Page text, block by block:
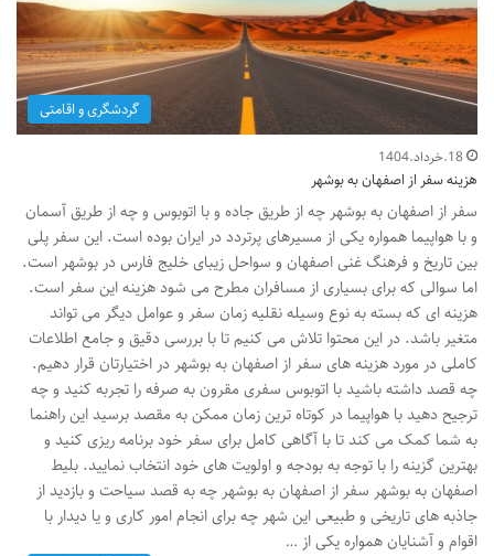
گردشگری و اقامتی
18.خرداد.1404
هزینه سفر از اصفهان به بوشهر
سفر از اصفهان به بوشهر چه از طریق جاده و با اتوبوس و چه از طریق آسمان
و با هواپیما همواره یکی از مسیرهای پرتردد در ایران بوده است. این سفر پلی
بین تاریخ و فرهنگ غنی اصفهان و سواحل زیبای خلیج فارس در بوشهر است.
اما سوالی که برای بسیاری از مسافران مطرح می شود هزینه این سفر است.
هزینه ای که بسته به نوع وسیله نقلیه زمان سفر و عوامل دیگر می تواند
متغیر باشد. در این محتوا تلاش می کنیم تا با بررسی دقیق و جامع اطلاعات
کاملی در مورد هزینه های سفر از اصفهان به بوشهر در اختیارتان قرار دهیم.
چه قصد داشته باشید با اتوبوس سفری مقرون به صرفه را تجربه کنید و چه
ترجیح دهید با هواپیما در کوتاه ترین زمان ممکن به مقصد برسید این راهنما
به شما کمک می کند تا با آگاهی کامل برای سفر خود برنامه ریزی کنید و
بهترین گزینه را با توجه به بودجه و اولویت های خود انتخاب نمایید. بلیط
اصفهان به بوشهر سفر از اصفهان به بوشهر چه به قصد سیاحت و بازدید از
جاذبه های تاریخی و طبیعی این شهر چه برای انجام امور کاری و یا دیدار با
اقوام و آشنایان همواره یکی از …